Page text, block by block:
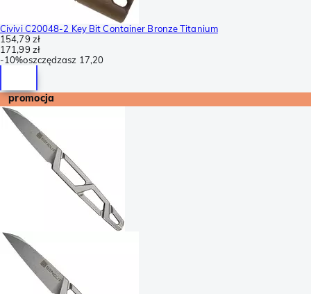
Civivi C20048-2 Key Bit Container Bronze Titanium
154,79 zł
171,99 zł
-10%oszczędzasz 17,20
promocja